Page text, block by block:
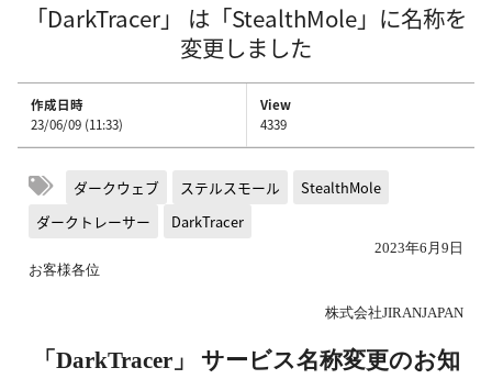
「DarkTracer」 は「StealthMole」に名称を
変更しました
作成日時
23/06/09 (11:33)
View
4339
ダークウェブ ステルスモール
StealthMole
ダークトレーサー
DarkTracer
2023年6 月 9 日
お客様各位
株式会社JIRANJAPAN
「 DarkTracer」 サービス名称変更のお知